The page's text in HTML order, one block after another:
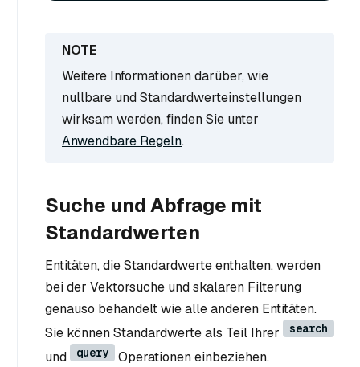
Weitere Informationen darüber, wie
nullbare und Standardwerteinstellungen
wirksam werden, finden Sie unter
Anwendbare Regeln.
Suche und Abfrage mit
Standardwerten
Entitäten, die Standardwerte enthalten, werden
bei der Vektorsuche und skalaren Filterung
genauso behandelt wie alle anderen Entitäten.
Sie können Standardwerte als Teil Ihrer
search
und query Operationen einbeziehen.